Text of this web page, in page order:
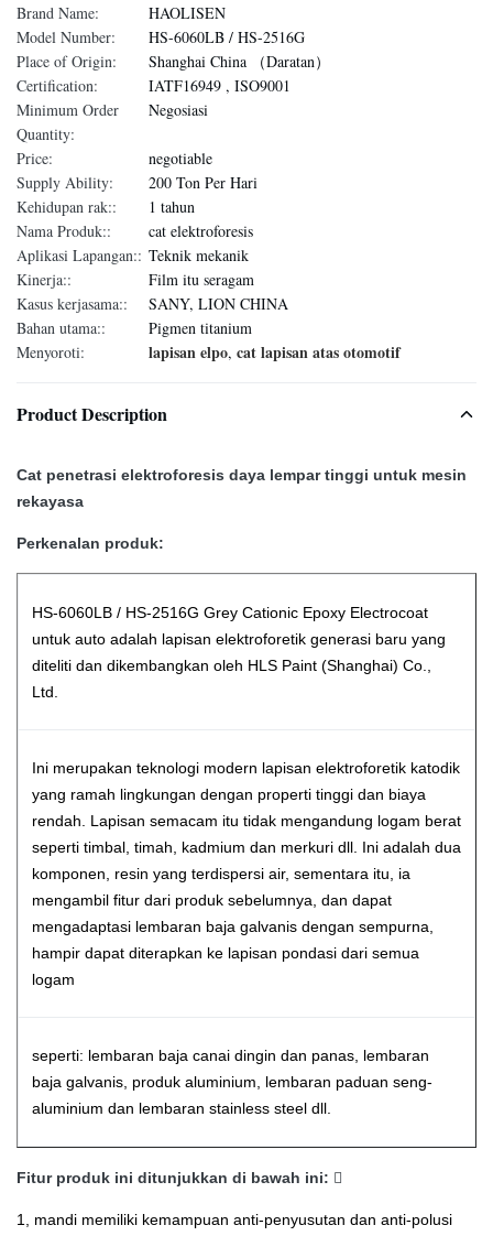
Brand Name:
HAOLISEN
Model Number:
HS-6060LB / HS-2516G
Place of Origin:
Shanghai China （Daratan）
Certification:
IATF16949 , ISO9001
Minimum Order
Quantity:
Negosiasi
Price:
negotiable
Supply Ability:
200 Ton Per Hari
Kehidupan rak::
1 tahun
Nama Produk::
cat elektroforesis
Aplikasi Lapangan:: Teknik mekanik
Kinerja::
Film itu seragam
Kasus kerjasama::
SANY, LION CHINA
Bahan utama::
Pigmen titanium
Menyoroti:
lapisan elpo, cat lapisan atas otomotif
Product Description
Cat penetrasi elektroforesis daya lempar tinggi untuk mesin
rekayasa
Perkenalan produk:
HS-6060LB / HS-2516G Grey Cationic Epoxy Electrocoat
untuk auto adalah lapisan elektroforetik generasi baru yang
diteliti dan dikembangkan oleh HLS Paint (Shanghai) Co.,
Ltd.
Ini merupakan teknologi modern lapisan elektroforetik katodik
yang ramah lingkungan dengan properti tinggi dan biaya
rendah.
Lapisan semacam itu tidak mengandung logam berat
seperti timbal, timah, kadmium dan merkuri dll. Ini adalah dua
komponen, resin yang terdispersi air, sementara itu, ia
mengambil fitur dari produk sebelumnya, dan dapat
mengadaptasi lembaran baja galvanis dengan sempurna,
hampir dapat diterapkan ke lapisan pondasi dari semua
logam
seperti: lembaran baja canai dingin dan panas, lembaran
baja galvanis, produk aluminium, lembaran paduan seng-
aluminium dan lembaran stainless steel dll.
Fitur produk ini ditunjukkan di bawah ini: 
1, mandi memiliki kemampuan anti-penyusutan dan anti-polusi